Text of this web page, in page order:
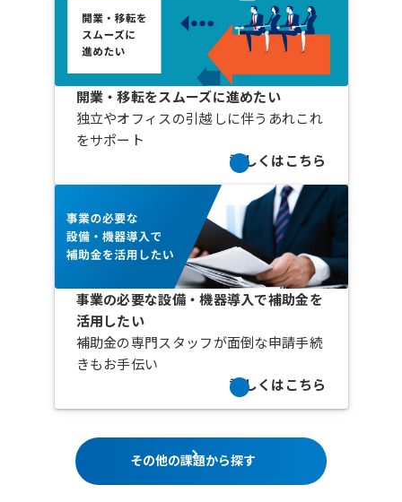
開業・移転をスムーズに進めたい
独立やオフィスの引越しに伴うあれこれ
をサポート
詳しくはこちら
事業の必要な設備・機器導入で補助金を
活用したい
補助金の専門スタッフが面倒な申請手続
きもお手伝い
詳しくはこちら
その他の課題から探す